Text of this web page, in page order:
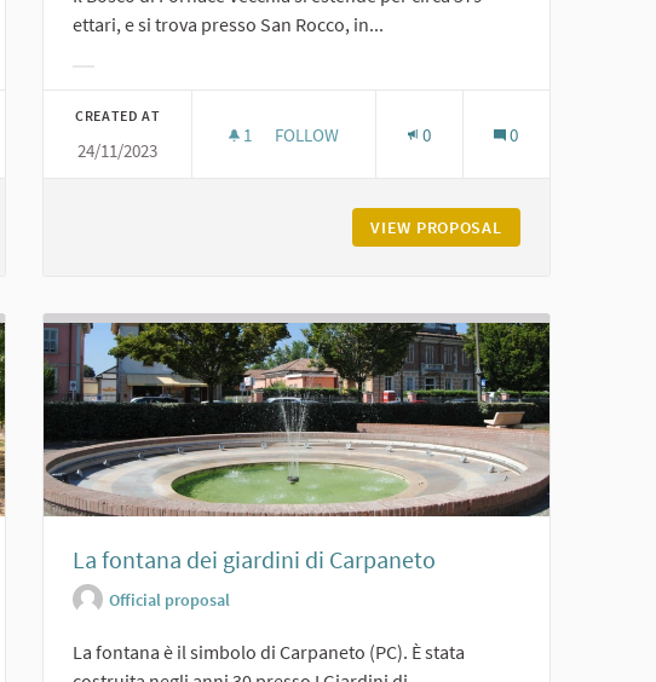
ettari, e si trova presso San Rocco, in...
CREATED AT
24/11/2023
1 1 FOLLOWER
FOLLOW 0 0
VIEW PROPOSAL
La fontana dei giardini di Carpaneto
Official proposal
La fontana è il simbolo di Carpaneto (PC). È stata